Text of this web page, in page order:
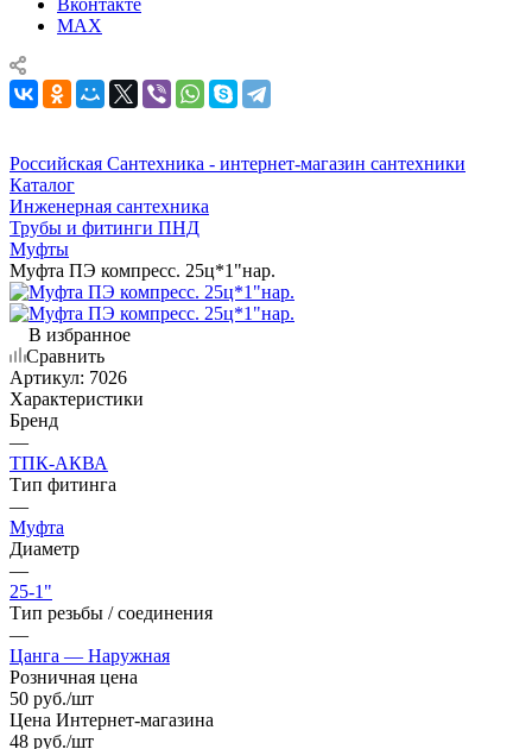
Вконтакте
MAX
Российская Сантехника - интернет-магазин сантехники
Каталог
Инженерная сантехника
Трубы и фитинги ПНД
Муфты
Муфта ПЭ компресс. 25ц*1"нар.
В избранное
Сравнить
Артикул: 7026
Характеристики
Бренд
—
ТПК-АКВА
Тип фитинга
—
Муфта
Диаметр
—
25-1"
Тип резьбы / соединения
—
Цанга — Наружная
Розничная цена
50 руб./шт
Цена Интернет-магазина
48 руб./шт